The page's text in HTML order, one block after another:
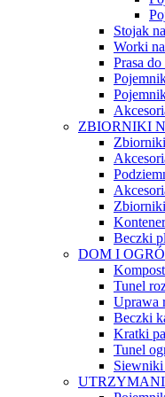
Stojak
Worki
Prasa
ZBIORNIKI
Beczki
DOM I
Tunel
Uprawa
Beczki
Kratki
Tunel